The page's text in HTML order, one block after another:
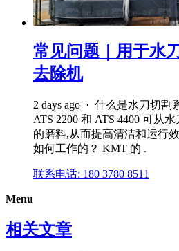
常见问题｜用于水
去除机
2 days ago · 什么是水刀切
ATS 2200 和 ATS 4400 可从
的磨料,从而提高清洁和运行
如何工作的？ KMT 的 .
联系电话: 180 3780 8511
Menu
相关文章